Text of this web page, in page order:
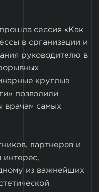
сессия «Как
в организации и
руководителю в
круглые
позволили
врачам самых
партнеров и
интерес,
из важнейших